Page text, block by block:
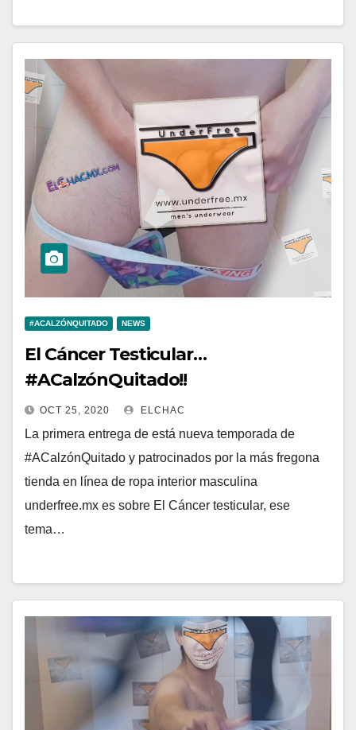
#ACALZÓNQUITADO NEWS
El Cáncer Testicular…
#ACalzónQuitado!!
OCT 25, 2020 ELCHAC
La primera entrega de está nueva temporada de
#ACalzónQuitado y patrocinados por la más fregona
tienda en línea de ropa interior masculina
underfree.mx es sobre El Cáncer testicular, ese
tema…